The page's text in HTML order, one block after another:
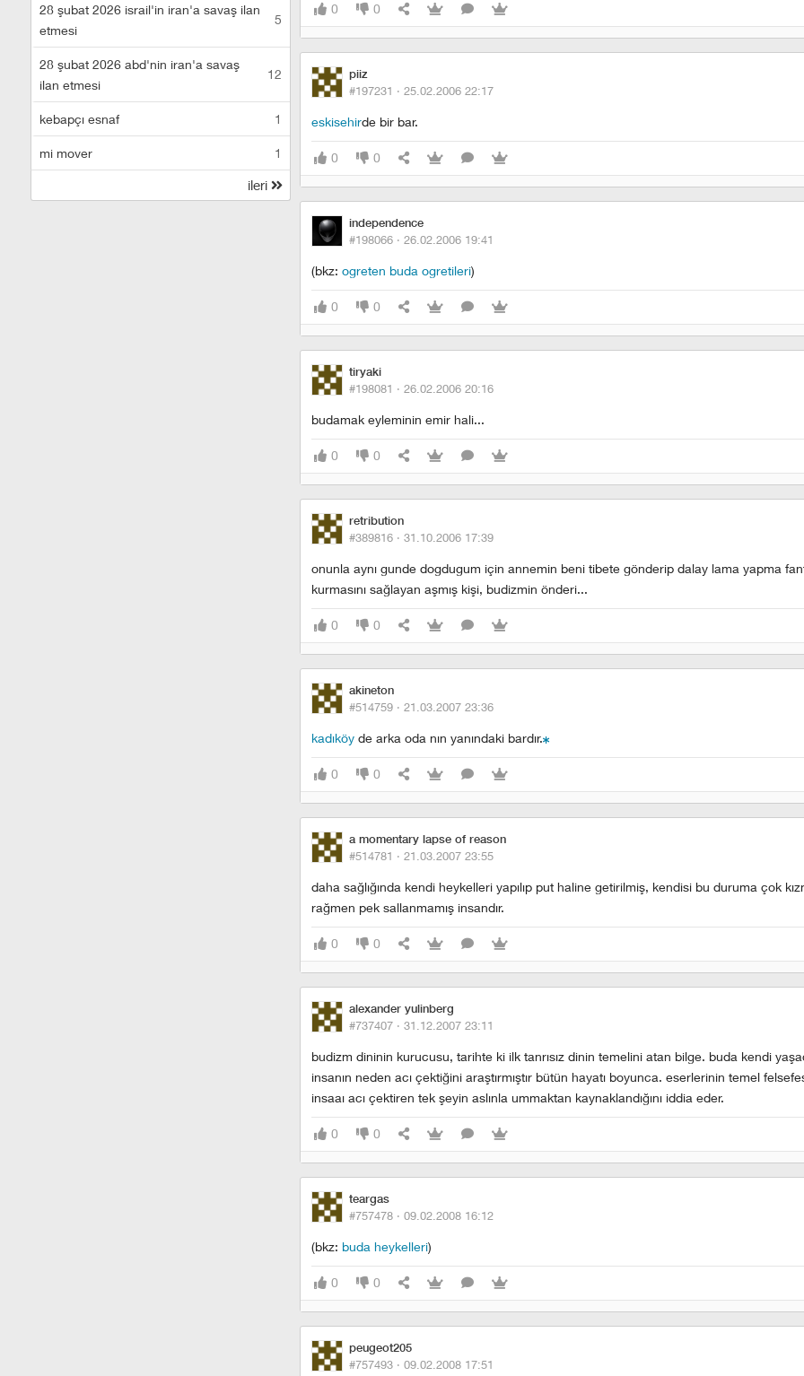
28 şubat 2026 israil'in iran'a savaş ilan
etmesi
5
28 şubat 2026 abd'nin iran'a savaş
ilan etmesi
12
kebapçı esnaf 1
mi mover 1
ileri
0 0
piiz
#197231 · 25.02.2006 22:17
eskisehirde bir bar.
0 0
independence
#198066 · 26.02.2006 19:41
(bkz: ogreten buda ogretileri)
0 0
tiryaki
#198081 · 26.02.2006 20:16
budamak eyleminin emir hali...
0 0
retribution
#389816 · 31.10.2006 17:39
onunla aynı gunde dogdugum için annemin beni tibete gönderip dalay lama yapma
kurmasını sağlayan aşmış kişi, budizmin önderi...
0 0
akineton
#514759 · 21.03.2007 23:36
kadıköy de arka oda nın yanındaki bardır.
0 0
a momentary lapse of reason
#514781 · 21.03.2007 23:55
daha sağlığında kendi heykelleri yapılıp put haline getirilmiş, kendisi bu duruma çok
rağmen pek sallanmamış insandır.
0 0
alexander yulinberg
#737407 · 31.12.2007 23:11
budizm dininin kurucusu, tarihte ki ilk tanrısız dinin temelini atan bilge. buda kendi
insanın neden acı çektiğini araştırmıştır bütün hayatı boyunca. eserlerinin temel
insaaı acı çektiren tek şeyin aslınla ummaktan kaynaklandığını iddia eder.
0 0
teargas
#757478 · 09.02.2008 16:12
(bkz: buda heykelleri)
0 0
peugeot205
#757493 · 09.02.2008 17:51